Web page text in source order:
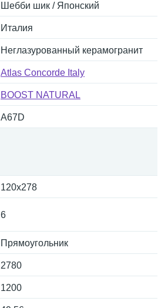
Шебби шик / Японский
Италия
Неглазурованный керамогранит
Atlas Concorde Italy
BOOST NATURAL
A67D
120x278
6
Прямоугольник
2780
1200